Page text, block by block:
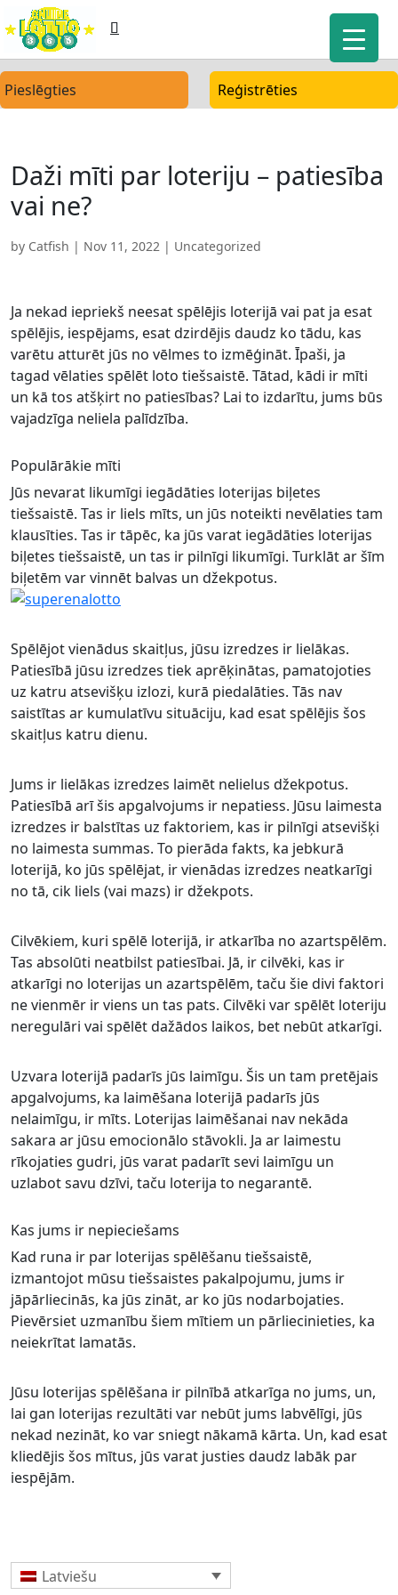
Pieslēgties Reģistrēties
Daži mīti par loteriju – patiesība
vai ne?
by Catfish | Nov 11, 2022 | Uncategorized
Ja nekad iepriekš neesat spēlējis loterijā vai pat ja esat
spēlējis, iespējams, esat dzirdējis daudz ko tādu, kas
varētu atturēt jūs no vēlmes to izmēģināt. Īpaši, ja
tagad vēlaties spēlēt loto tiešsaistē. Tātad, kādi ir mīti
un kā tos atšķirt no patiesības? Lai to izdarītu, jums būs
vajadzīga neliela palīdzība.
Populārākie mīti
Jūs nevarat likumīgi iegādāties loterijas biļetes
tiešsaistē. Tas ir liels mīts, un jūs noteikti nevēlaties tam
klausīties. Tas ir tāpēc, ka jūs varat iegādāties loterijas
biļetes tiešsaistē, un tas ir pilnīgi likumīgi. Turklāt ar šīm
biļetēm var vinnēt balvas un džekpotus.
Spēlējot vienādus skaitļus, jūsu izredzes ir lielākas.
Patiesībā jūsu izredzes tiek aprēķinātas, pamatojoties
uz katru atsevišķu izlozi, kurā piedalāties. Tās nav
saistītas ar kumulatīvu situāciju, kad esat spēlējis šos
skaitļus katru dienu.
Jums ir lielākas izredzes laimēt nelielus džekpotus.
Patiesībā arī šis apgalvojums ir nepatiess. Jūsu laimesta
izredzes ir balstītas uz faktoriem, kas ir pilnīgi atsevišķi
no laimesta summas. To pierāda fakts, ka jebkurā
loterijā, ko jūs spēlējat, ir vienādas izredzes neatkarīgi
no tā, cik liels (vai mazs) ir džekpots.
Cilvēkiem, kuri spēlē loterijā, ir atkarība no azartspēlēm.
Tas absolūti neatbilst patiesībai. Jā, ir cilvēki, kas ir
atkarīgi no loterijas un azartspēlēm, taču šie divi faktori
ne vienmēr ir viens un tas pats. Cilvēki var spēlēt loteriju
neregulāri vai spēlēt dažādos laikos, bet nebūt atkarīgi.
Uzvara loterijā padarīs jūs laimīgu. Šis un tam pretējais
apgalvojums, ka laimēšana loterijā padarīs jūs
nelaimīgu, ir mīts. Loterijas laimēšanai nav nekāda
sakara ar jūsu emocionālo stāvokli. Ja ar laimestu
rīkojaties gudri, jūs varat padarīt sevi laimīgu un
uzlabot savu dzīvi, taču loterija to negarantē.
Kas jums ir nepieciešams
Kad runa ir par loterijas spēlēšanu tiešsaistē,
izmantojot mūsu tiešsaistes pakalpojumu, jums ir
jāpārliecinās, ka jūs zināt, ar ko jūs nodarbojaties.
Pievērsiet uzmanību šiem mītiem un pārliecinieties, ka
neiekrītat lamatās.
Jūsu loterijas spēlēšana ir pilnībā atkarīga no jums, un,
lai gan loterijas rezultāti var nebūt jums labvēlīgi, jūs
nekad nezināt, ko var sniegt nākamā kārta. Un, kad esat
kliedējis šos mītus, jūs varat justies daudz labāk par
iespējām.
Latviešu